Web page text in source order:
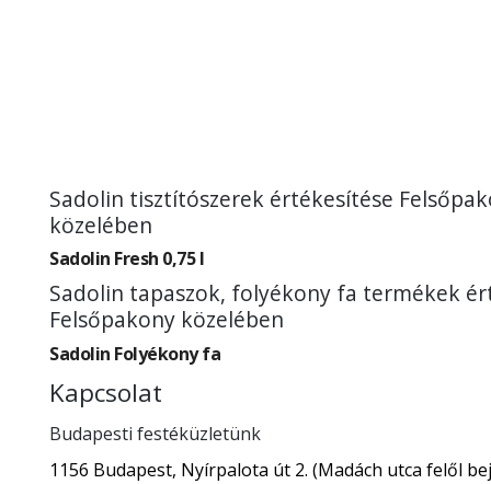
Sadolin tisztítószerek értékesítése
közelében
Sadolin Fresh 0,75 l
Sadolin tapaszok, folyékony fa termékek
Felsőpakony közelében
Sadolin Folyékony fa
Kapcsolat
Budapesti festéküzletünk
1156 Budapest, Nyírpalota út 2. (Madách utca felől